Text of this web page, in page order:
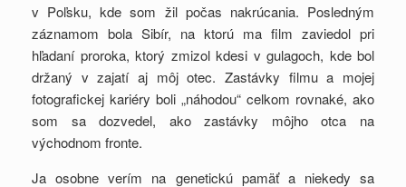
v Poľsku, kde som žil počas nakrúcania. Posledným
záznamom bola Sibír, na ktorú ma film zaviedol pri
hľadaní proroka, ktorý zmizol kdesi v gulagoch, kde bol
držaný v zajatí aj môj otec. Zastávky filmu a mojej
fotografickej kariéry boli „náhodou“ celkom rovnaké, ako
som sa dozvedel, ako zastávky môjho otca na
východnom fronte.
Ja osobne verím na genetickú pamäť a niekedy sa